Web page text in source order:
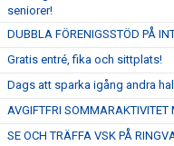
seniorer!
DUBBLA FÖRENIGSSTÖD PÅ
Gratis entré, fika och sittplats!
Dags att sparka igång andra
AVGIFTFRI SOMMARAKTIVITET
SE OCH TRÄFFA VSK PÅ